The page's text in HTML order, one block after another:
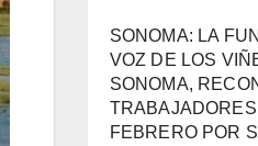
SONOMA: LA
VOZ DE LOS
SONOMA,
FEBRERO POR